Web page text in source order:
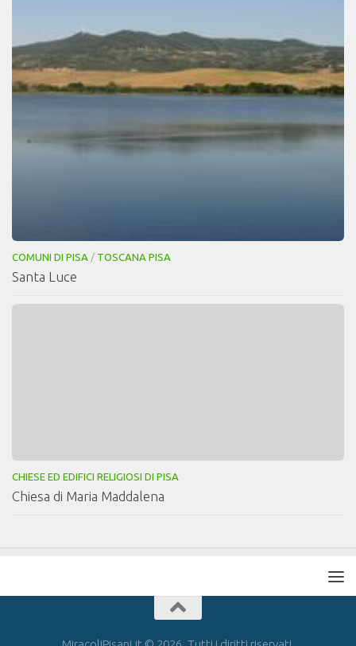
COMUNI DI PISA / TOSCANA PISA
Santa Luce
CHIESE ED EDIFICI RELIGIOSI DI PISA
Chiesa di Maria Maddalena